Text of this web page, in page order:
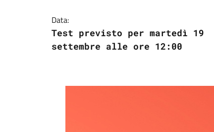
Data:
Test previsto per martedì 19
settembre alle ore 12:00